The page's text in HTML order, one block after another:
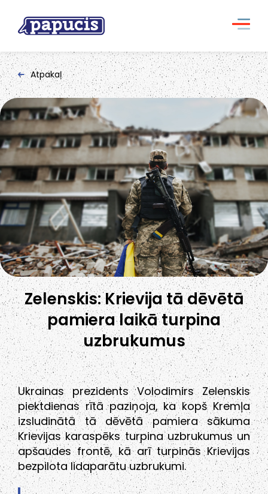
Atpakaļ
Zelenskis: Krievija tā dēvētā
pamiera laikā turpina
uzbrukumus
Ukrainas prezidents Volodimirs Zelenskis
piektdienas rītā paziņoja, ka kopš Kremļa
izsludinātā tā dēvētā pamiera sākuma
Krievijas karaspēks turpina uzbrukumus un
apšaudes frontē, kā arī turpinās Krievijas
bezpilota lidaparātu uzbrukumi.